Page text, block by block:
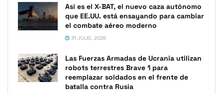
Así es el X-BAT, el nuevo caza autónomo
que EE.UU. está ensayando para cambiar
el combate aéreo moderno
31 JULIO, 2026
Las Fuerzas Armadas de Ucrania utilizan
robots terrestres Brave 1 para
reemplazar soldados en el frente de
batalla contra Rusia